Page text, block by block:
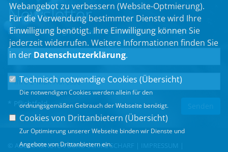
Newsletter
Erhalten Sie Neuigkeiten aus dem Landtag und der Region.
* Pflichtfeld
© ABGEORDNETEN BÜRO ULRIKE SCHARF | IMPRESSUM
Webangebot zu verbessern (Website-Optmierung).
Für die Verwendung bestimmter Dienste wird Ihre
Einwilligung benötigt. Ihre Einwilligung können Sie
jederzeit widerrufen. Weitere Informationen finden Sie
in der Datenschutzerklärung.
Technisch notwendige Cookies (Übersicht)
Die notwendigen Cookies werden allein für den
ordnungsgemäßen Gebrauch der Webseite benötigt.
Cookies von Drittanbietern (Übersicht)
Zur Optimierung unserer Webseite binden wir Dienste und
Angebote von Drittanbietern ein.